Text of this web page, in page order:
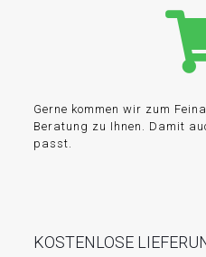
Gerne kommen wir zum
Beratung zu Ihnen. Damit
passt.
KOSTENLOSE